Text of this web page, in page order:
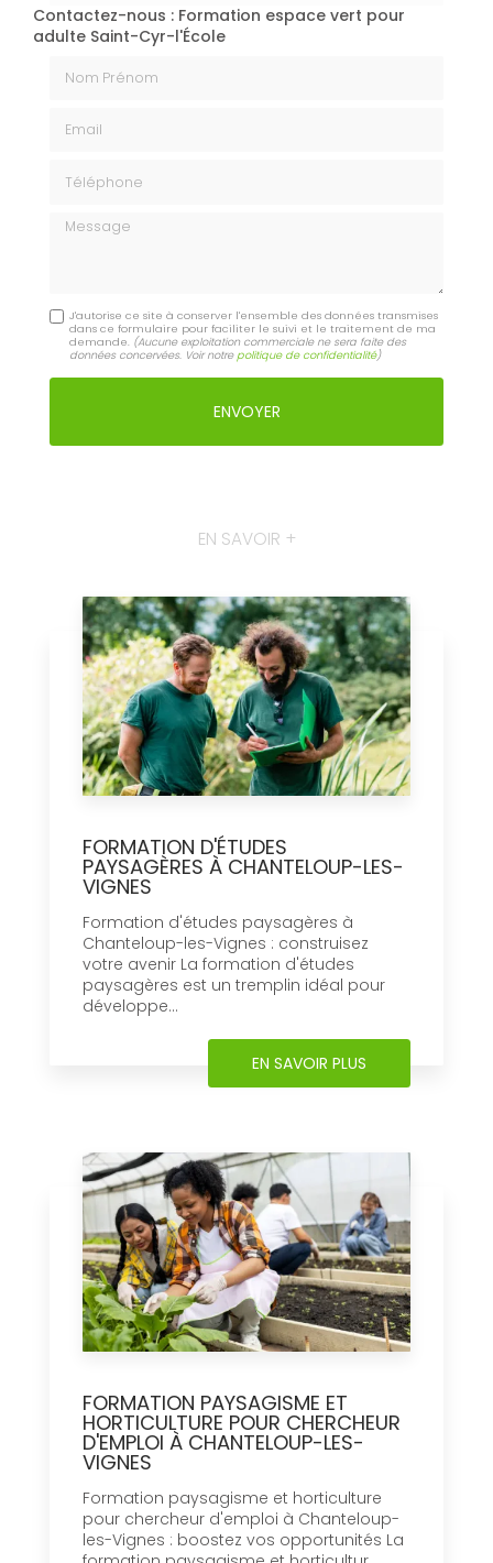
Contactez-nous : Formation espace vert pour
adulte Saint-Cyr-l'École
Message
J'autorise ce site à conserver l'ensemble des données transmises
dans ce formulaire pour faciliter le suivi et le traitement de ma
demande. (Aucune exploitation commerciale ne sera faite des
données concervées. Voir notrepolitique de confidentialité)
EN SAVOIR +
FORMATION D'ÉTUDES
PAYSAGÈRES À CHANTELOUP-LES-
VIGNES
Formation d'études paysagères à
Chanteloup-les-Vignes : construisez
votre avenir La formation d'études
paysagères est un tremplin idéal pour
développe...
EN SAVOIR PLUS
FORMATION PAYSAGISME ET
HORTICULTURE POUR CHERCHEUR
D'EMPLOI À CHANTELOUP-LES-
VIGNES
Formation paysagisme et horticulture
pour chercheur d'emploi à Chanteloup-
les-Vignes : boostez vos opportunités La